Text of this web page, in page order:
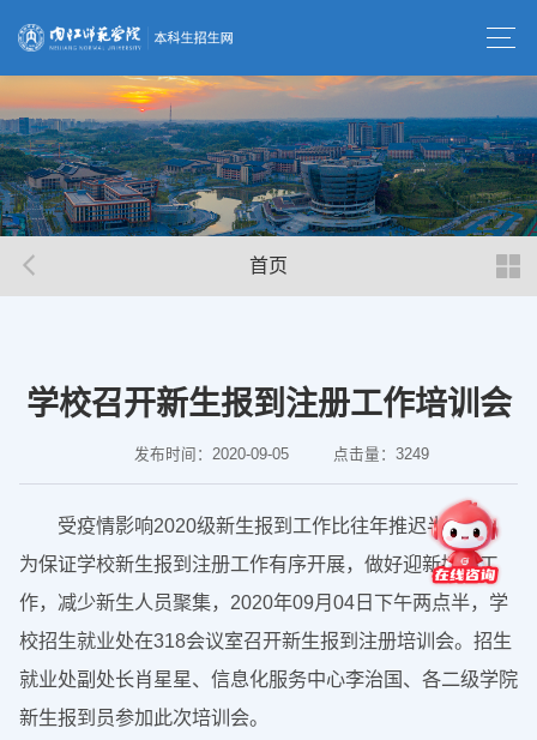
首页
学校召开新生报到注册工作培训会
发布时间：2020-09-05 点击量：3249
受疫情影响2020级新生报到工作比往年推迟半个月，
为保证学校新生报到注册工作有序开展，做好迎新接待工
作，减少新生人员聚集，2020年09月04日下午两点半，学
校招生就业处在318会议室召开新生报到注册培训会。招生
就业处副处长肖星星、信息化服务中心李治国、各二级学院
新生报到员参加此次培训会。